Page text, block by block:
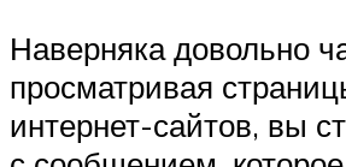
Наверняка довольно
просматривая
интернет-сайтов, вы